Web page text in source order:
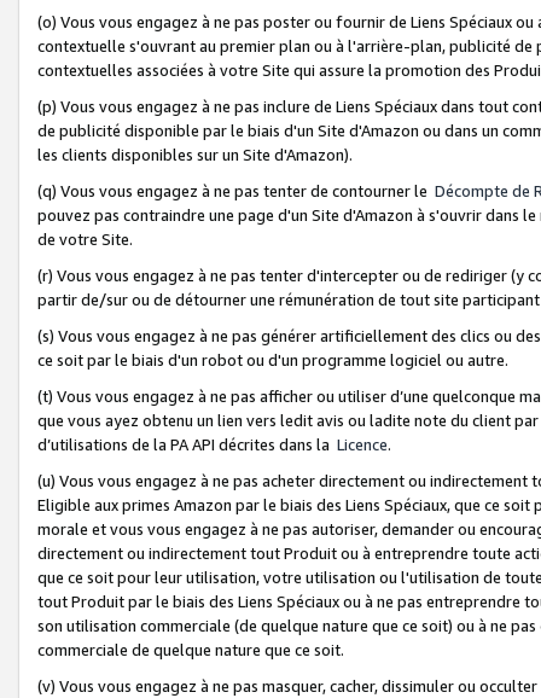
(o) Vous vous engagez à ne pas poster ou fournir de Liens Spéciaux
contextuelle s'ouvrant au premier plan ou à l'arrière-plan, publicité
contextuelles associées à votre Site qui assure la promotion des
(p) Vous vous engagez à ne pas inclure de Liens Spéciaux dans tout
de publicité disponible par le biais d'un Site d'Amazon ou dans un
les clients disponibles sur un Site d'Amazon).
(q) Vous vous engagez à ne pas tenter de contourner le Décompte de
pouvez pas contraindre une page d'un Site d'Amazon à s'ouvrir dans
de votre Site.
(r) Vous vous engagez à ne pas tenter d'intercepter ou de rediriger
partir de/sur ou de détourner une rémunération de tout site
(s) Vous vous engagez à ne pas générer artificiellement des clics ou
ce soit par le biais d'un robot ou d'un programme logiciel ou autre.
(t) Vous vous engagez à ne pas afficher ou utiliser d’une quelconque
que vous ayez obtenu un lien vers ledit avis ou ladite note du client
d’utilisations de la PA API décrites dans la Licence.
(u) Vous vous engagez à ne pas acheter directement ou
Eligible aux primes Amazon par le biais des Liens Spéciaux, que ce
morale et vous vous engagez à ne pas autoriser, demander ou
directement ou indirectement tout Produit ou à entreprendre toute
que ce soit pour leur utilisation, votre utilisation ou l'utilisation de
tout Produit par le biais des Liens Spéciaux ou à ne pas entreprendre
son utilisation commerciale (de quelque nature que ce soit) ou à ne
commerciale de quelque nature que ce soit.
(v) Vous vous engagez à ne pas masquer, cacher, dissimuler ou